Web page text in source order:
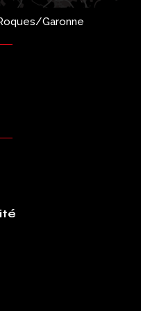
Garonne